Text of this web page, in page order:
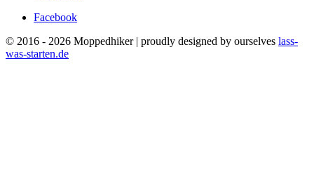
Facebook
© 2016 - 2026 Moppedhiker | proudly designed by ourselves lass-
was-starten.de